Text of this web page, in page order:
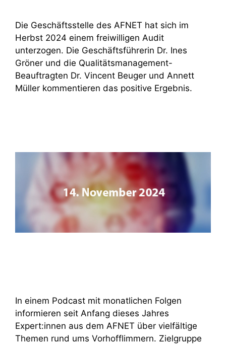
Die Geschäftsstelle des AFNET hat sich im
Herbst 2024 einem freiwilligen Audit
unterzogen. Die Geschäftsführerin Dr. Ines
Gröner und die Qualitätsmanagement-
Beauftragten Dr. Vincent Beuger und Annett
Müller kommentieren das positive Ergebnis.
In einem Podcast mit monatlichen Folgen
informieren seit Anfang dieses Jahres
Expert:innen aus dem AFNET über vielfältige
Themen rund ums Vorhofflimmern. Zielgruppe